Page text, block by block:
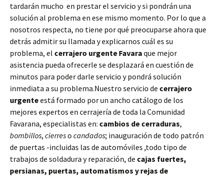
tardarán mucho en prestar el servicio y si pondrán una
solución al problema en ese mismo momento. Por lo que a
nosotros respecta, no tiene por qué preocuparse ahora que
detrás admitir su llamada y explicarnos cuál es su
problema, el cerrajero urgente Favara que mejor
asistencia pueda ofrecerle se desplazará en cuestión de
minutos para poder darle servicio y pondrá solución
inmediata a su problema.Nuestro servicio de cerrajero
urgenteestá formado por un ancho catálogo de los
mejores expertos en cerrajería de toda la Comunidad
Favarana, especialistas en: cambios de cerraduras,
bombillos, cierreso candados; inauguración de todo patrón
de puertas -incluidas las de automóviles ,todo tipo de
trabajos de soldadura y reparación, de cajas fuertes,
persianas, puertas, automatismos y rejas de